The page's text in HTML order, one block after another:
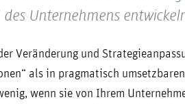
Unternehmens
Veränderung und
als in pragmatisch
wenn sie von Ihrem